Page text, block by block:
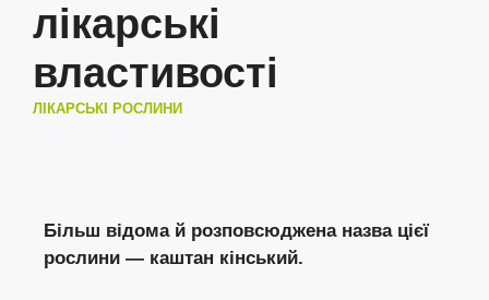
лікарські
властивості
ЛІКАРСЬКІ РОСЛИНИ
Більш відома й розповсюджена назва цієї
рослини — каштан кінський.